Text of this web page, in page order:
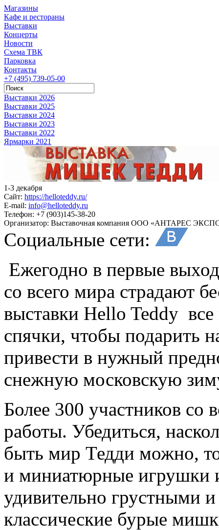
Магазины
Кафе и рестораны
Выставки
Концерты
Новости
Схема ТВК
Парковка
Контакты
+7 (495) 739-05-00
Выставки 2026
Выставки 2025
Выставки 2024
Выставки 2023
Выставки 2022
Ярмарки 2021
1-3 декабря
Сайт: https://helloteddy.ru/
E-mail: info@helloteddy.ru
Телефон: +7 (903)145-38-20
Организатор: Выставочная компания ООО «АНТАРЕС
Социальные сети:
Ежегодно в первые
со всего мира страдают
выставки Hello Teddy
спячки, чтобы подарить
привести в нужный
снежную московскую
Более 300 участников со
работы. Убедиться,
быть мир Тедди можно,
и миниатюрные игрушки
удивительно грустными
классические бурые